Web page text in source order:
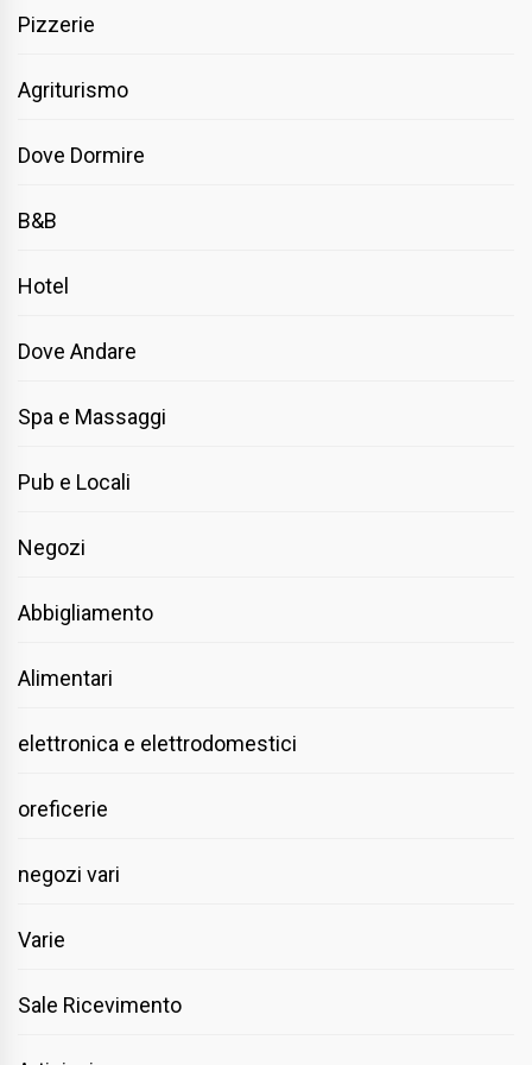
Pizzerie
Agriturismo
Dove Dormire
B&B
Hotel
Dove Andare
Spa e Massaggi
Pub e Locali
Negozi
Abbigliamento
Alimentari
elettronica e elettrodomestici
oreficerie
negozi vari
Varie
Sale Ricevimento